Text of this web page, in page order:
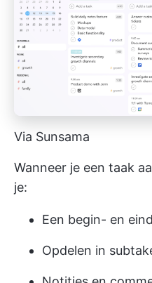
Via Sunsama
Wanneer je een taak
je:
Een begin- en
Opdelen in